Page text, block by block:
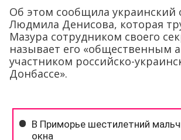
Об этом сообщила украинский
Людмила Денисова, которая
Мазура сотрудником своего
называет его «общественным
участником российско-
Донбассе».